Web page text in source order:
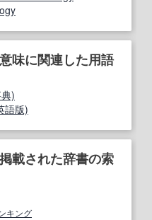
味に関連した用語
)
語版)
載された辞書の索
キング